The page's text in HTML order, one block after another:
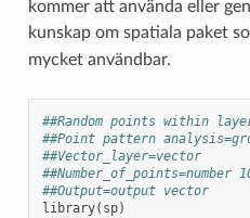
kommer att använda eller
kunskap om spatiala paket
mycket användbar.
##Random points within
##Point pattern
##Vector_layer=vector
##Number_of_points=number
##Output=output vector
library( sp)